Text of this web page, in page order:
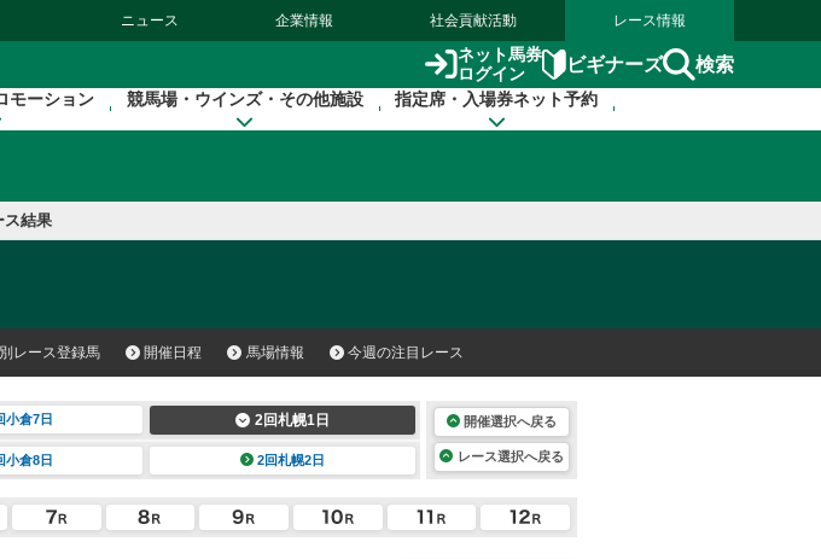
ニュース 企業情報 社会貢献活動 レース情報
ネット馬券
ログイン
ビギナーズ 検索
モーション 競馬場・ウインズ・その他施設 指定席・入場券ネット予約
ス結果
レース登録馬 開催日程 馬場情報 今週の注目レース
小倉7日 2回札幌1日
小倉8日 2回札幌2日
開催選択へ戻る
レース選択へ戻る